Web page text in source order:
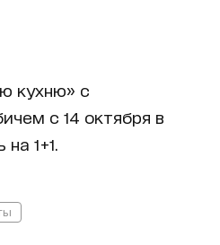
кухню» с
с 14 октября в
1+1.